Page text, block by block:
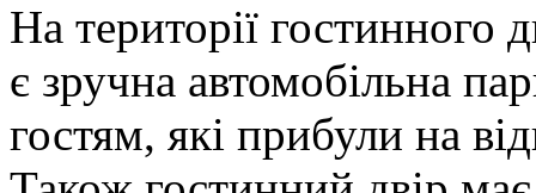
На території
є зручна автомобільна
гостям, які прибули на